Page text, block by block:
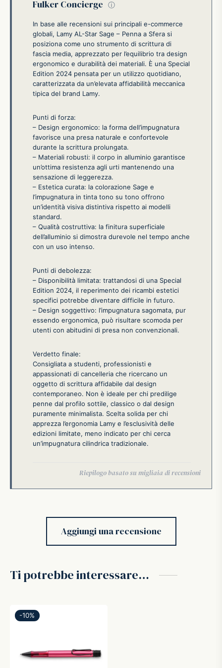
Fulker Concierge ⓘ
In base alle recensioni sui principali e-commerce
globali, Lamy AL-Star Sage – Penna a Sfera si
posiziona come uno strumento di scrittura di
fascia media, apprezzato per l’equilibrio tra design
ergonomico e durabilità dei materiali. È una Special
Edition 2024 pensata per un utilizzo quotidiano,
caratterizzata da un’elevata affidabilità meccanica
tipica del brand Lamy.
Punti di forza:
– Design ergonomico: la forma dell’impugnatura
favorisce una presa naturale e confortevole
durante la scrittura prolungata.
– Materiali robusti: il corpo in alluminio garantisce
un’ottima resistenza agli urti mantenendo una
sensazione di leggerezza.
– Estetica curata: la colorazione Sage e
l’impugnatura in tinta tono su tono offrono
un’identità visiva distintiva rispetto ai modelli
standard.
– Qualità costruttiva: la finitura superficiale
dell’alluminio si dimostra durevole nel tempo anche
con un uso intenso.
Punti di debolezza:
– Disponibilità limitata: trattandosi di una Special
Edition 2024, il reperimento dei ricambi estetici
specifici potrebbe diventare difficile in futuro.
– Design soggettivo: l’impugnatura sagomata, pur
essendo ergonomica, può risultare scomoda per
utenti con abitudini di presa non convenzionali.
Verdetto finale:
Consigliata a studenti, professionisti e
appassionati di cancelleria che ricercano un
oggetto di scrittura affidabile dal design
contemporaneo. Non è ideale per chi predilige
penne dal profilo sottile, classico o dal design
puramente minimalista. Scelta solida per chi
apprezza l’ergonomia Lamy e l’esclusività delle
edizioni limitate, meno indicato per chi cerca
un’impugnatura cilindrica tradizionale.
Aggiungi una recensione
Ti potrebbe interessare…
-10%